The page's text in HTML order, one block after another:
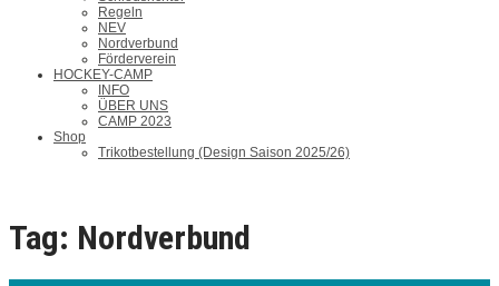
Regeln
NEV
Nordverbund
Förderverein
HOCKEY-CAMP
INFO
ÜBER UNS
CAMP 2023
Shop
Trikotbestellung (Design Saison 2025/26)
Tag: Nordverbund